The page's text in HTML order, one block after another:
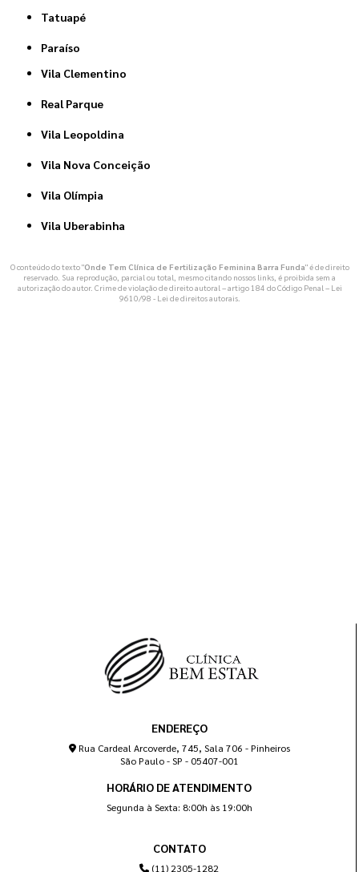
Tatuapé
Paraíso
Vila Clementino
Real Parque
Vila Leopoldina
Vila Nova Conceição
Vila Olímpia
Vila Uberabinha
O conteúdo do texto "Onde Tem Clínica de Fertilização Feminina Barra Funda" é de direito
reservado. Sua reprodução, parcial ou total, mesmo citando nossos links, é proibida sem a
autorização do autor. Crime de violação de direito autoral – artigo 184 do Código Penal – Lei
9610/98 - Lei de direitos autorais.
ENDEREÇO
Rua Cardeal Arcoverde, 745, Sala 706 - Pinheiros
São Paulo - SP - 05407-001
HORÁRIO DE ATENDIMENTO
Segunda à Sexta: 8:00h às 19:00h
CONTATO
(11) 2305-1282